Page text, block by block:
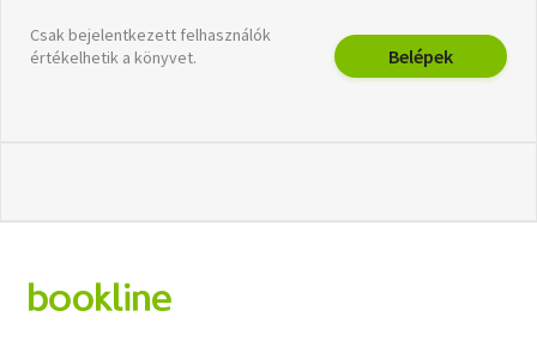
Csak bejelentkezett felhasználók
értékelhetik a könyvet.
Belépek